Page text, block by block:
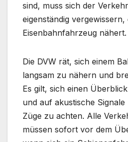
sind, muss sich der
eigenständig vergewissern,
Eisenbahnfahrzeug nähert.
Die DVW rät, sich einem
langsam zu nähern und
Es gilt, sich einen
und auf akustische
Züge zu achten. Alle
müssen sofort vor dem